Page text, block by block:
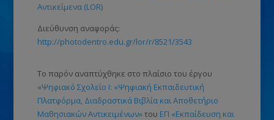
Αντικείμενα (LOR)
Διεύθυνση αναφοράς:
http://photodentro.edu.gr/lor/r/8521/3543
Το παρόν αναπτύχθηκε στο πλαίσιο του έργου
«Ψηφιακό Σχολείο Ι: «Ψηφιακή Εκπαιδευτική
Πλατφόρμα, Διαδραστικά Βιβλία και Αποθετήριο
Μαθησιακών Αντικειμένων»του ΕΠ «Εκπαίδευση και